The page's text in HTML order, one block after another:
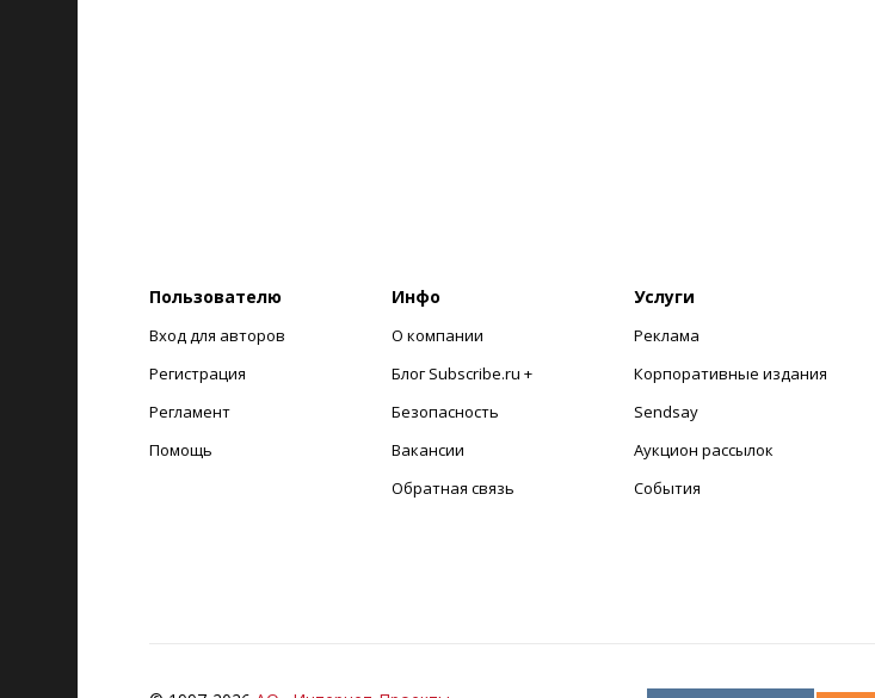
Пользователю
Вход для авторов
Регистрация
Регламент
Помощь
Инфо
О компании
Блог Subscribe.ru +
Безопасность
Вакансии
Обратная связь
Услуги
Реклама
Корпоративные издания
Sendsay
Аукцион рассылок
События